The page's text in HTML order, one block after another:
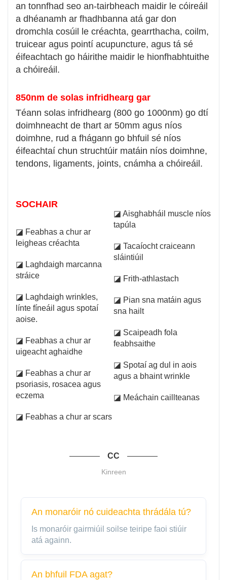
an tonnfhad seo an-tairbheach maidir le cóireáil
a dhéanamh ar fhadhbanna atá gar don
dromchla cosúil le créachta, gearrthacha, coilm,
truicear agus pointí acupuncture, agus tá sé
éifeachtach go háirithe maidir le hionfhabhtuithe
a chóireáil.
850nm de solas infridhearg gar
Téann solas infridhearg (800 go 1000nm) go dtí
doimhneacht de thart ar 50mm agus níos
doimhne, rud a fhágann go bhfuil sé níos
éifeachtaí chun struchtúir matáin níos doimhne,
tendons, ligaments, joints, cnámha a chóireáil.
SOCHAIR
◪ Feabhas a chur ar
leigheas créachta
◪ Laghdaigh marcanna
stráice
◪ Laghdaigh wrinkles,
línte fíneáil agus spotaí
aoise.
◪ Feabhas a chur ar
uigeacht aghaidhe
◪ Feabhas a chur ar
psoriasis, rosacea agus
eczema
◪ Feabhas a chur ar scars
◪ Aisghabháil muscle níos
tapúla
◪ Tacaíocht craiceann
sláintiúil
◪ Frith-athlastach
◪ Pian sna matáin agus
sna hailt
◪ Scaipeadh fola
feabhsaithe
◪ Spotaí ag dul in aois
agus a bhaint wrinkle
◪ Meáchain caillteanas
CC
Kinreen
An monaróir nó cuideachta thrádála tú?
Is monaróir gairmiúil soilse teiripe faoi stiúir
atá againn.
An bhfuil FDA agat?